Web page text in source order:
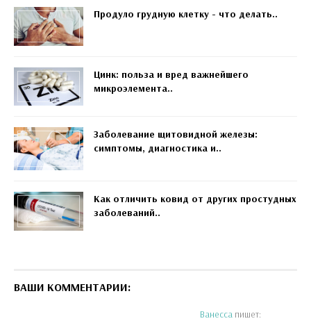
Продуло грудную клетку - что делать..
Цинк: польза и вред важнейшего
микроэлемента..
Заболевание щитовидной железы:
симптомы, диагностика и..
Как отличить ковид от других простудных
заболеваний..
ВАШИ КОММЕНТАРИИ:
Ванесса пишет: